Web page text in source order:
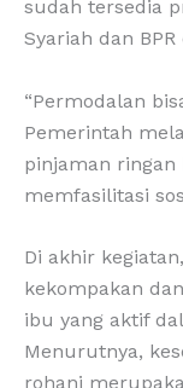
sudah tersedia
Syariah dan
“Permodalan
Pemerintah
pinjaman ringan
memfasilitasi
Di akhir
kekompakan
ibu yang aktif
Menurutnya,
rohani